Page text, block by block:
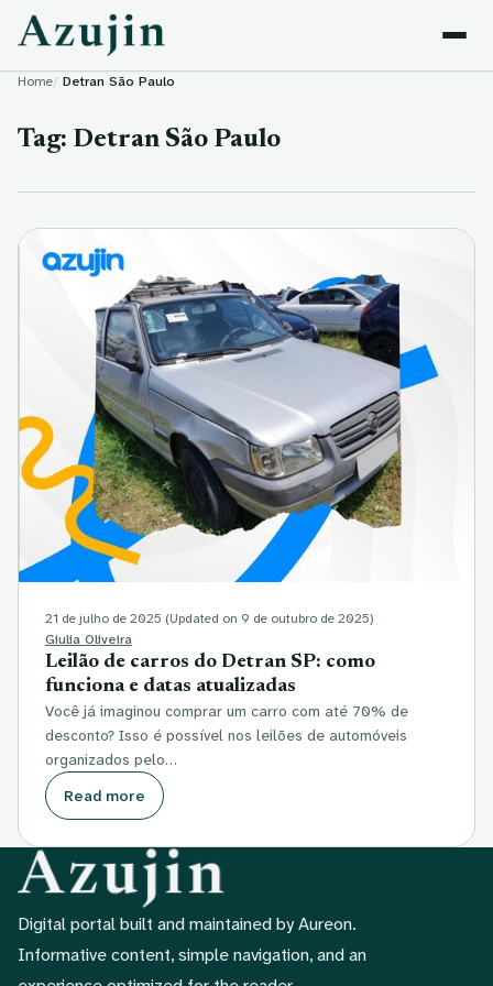
Skip to content
Home Detran São Paulo
Tag: Detran São Paulo
21 de julho de 2025 (Updated on 9 de outubro de 2025)
Giulia Oliveira
Leilão de carros do Detran SP: como
funciona e datas atualizadas
Você já imaginou comprar um carro com até 70% de
desconto? Isso é possível nos leilões de automóveis
organizados pelo…
Read more
Digital portal built and maintained by Aureon.
Informative content, simple navigation, and an